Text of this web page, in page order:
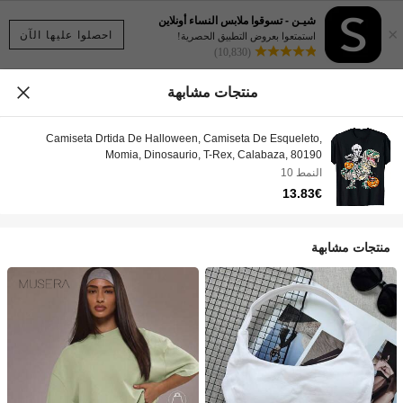
احصلوا عليها الآن ×
شيـن - تسوقوا ملابس النساء أونلاين
استمتعوا بعروض التطبيق الحصرية!
(10,830)
منتجات مشابهة
Camiseta Drtida De Halloween, Camiseta De Esqueleto,
Momia, Dinosaurio, T-Rex, Calabaza, 80190
النمط 10
13.83€
منتجات مشابهة